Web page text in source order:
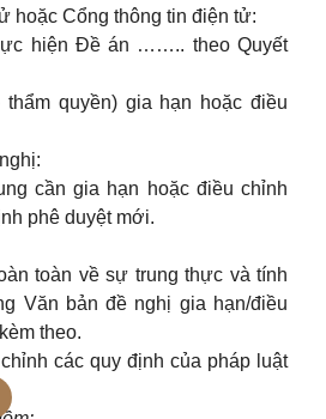
hoặc Cổng thông tin điện tử:
hiện Đề án …….. theo Quyết
quyền) gia hạn hoặc điều
:
cần gia hạn hoặc điều chỉnh
phê duyệt mới.
toàn về sự trung thực và tính
Văn bản đề nghị gia hạn/điều
theo.
các quy định của pháp luật